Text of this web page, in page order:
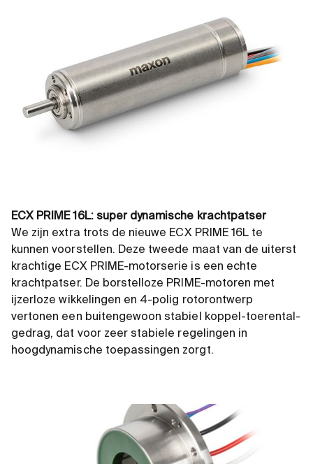
ECX PRIME 16L: super dynamische krachtpatser
We zijn extra trots de nieuwe ECX PRIME 16L te
kunnen voorstellen. Deze tweede maat van de uiterst
krachtige ECX PRIME-motorserie is een echte
krachtpatser. De borstelloze PRIME-motoren met
ijzerloze wikkelingen en 4-polig rotorontwerp
vertonen een buitengewoon stabiel koppel-toerental-
gedrag, dat voor zeer stabiele regelingen in
hoogdynamische toepassingen zorgt.